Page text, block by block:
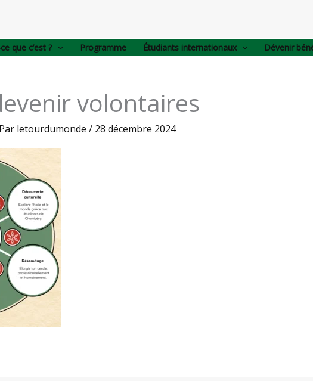
que c’est ? Programme Étudiants internationaux Dévenir
volontaires
letourdumonde / 28 décembre 2024